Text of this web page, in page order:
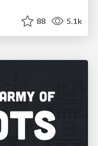
88 5.1k